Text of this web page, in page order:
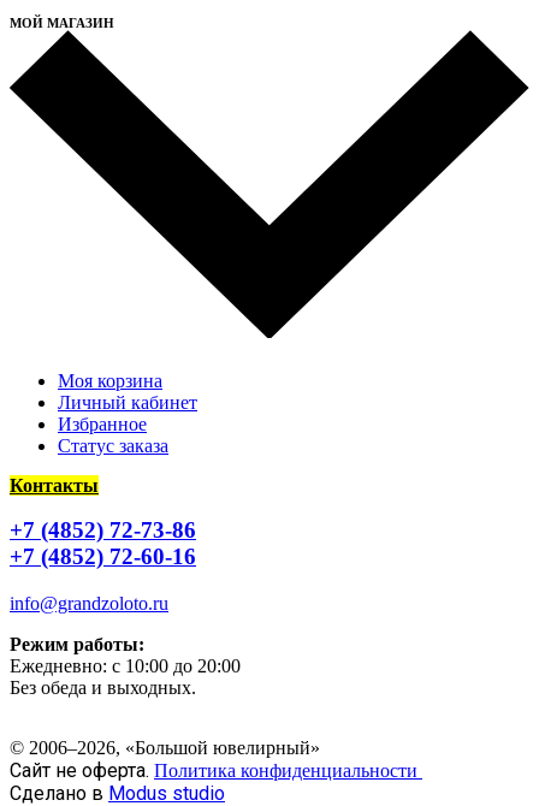
МОЙ МАГАЗИН
Моя корзина
Личный кабинет
Избранное
Статус заказа
Контакты
+7 (4852) 72-73-86
+7 (4852) 72-60-16
info@grandzoloto.ru
Режим работы:
Ежедневно: с 10:00 до 20:00
Без обеда и выходных.
© 2006–2026, «Большой ювелирный»
Сайт не оферта. Политика конфиденциальности
Сделано в Modus studio